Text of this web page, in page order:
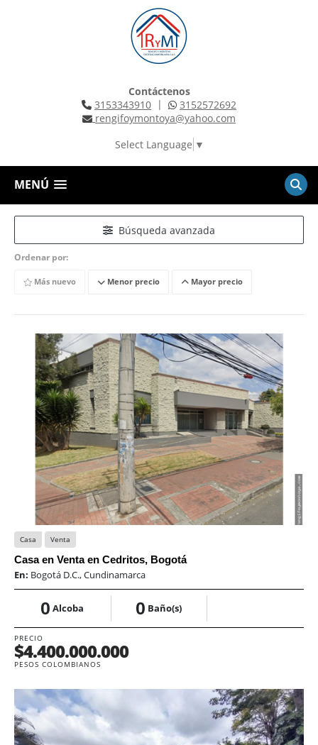
Contáctenos
3153343910 |
3152572692
rengifoymontoya@yahoo.com
Select Language ▼
MENÚ
Búsqueda avanzada
Ordenar por:
Más nuevo Menor precio Mayor precio
Casa Venta
Casa en Venta en Cedritos, Bogotá
En: Bogotá D.C., Cundinamarca
0 Alcoba 0 Baño(s)
PRECIO
$4.400.000.000
PESOS COLOMBIANOS